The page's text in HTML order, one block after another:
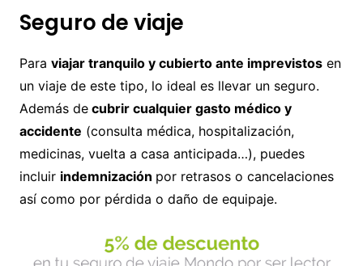
Seguro de viaje
Para viajar tranquilo y cubierto ante imprevistosen
un viaje de este tipo, lo ideal es llevar un seguro.
Además decubrir cualquier gasto médico y
accidente (consulta médica, hospitalización,
medicinas, vuelta a casa anticipada…), puedes
incluir indemnización por retrasos o cancelaciones
así como por pérdida o daño de equipaje.